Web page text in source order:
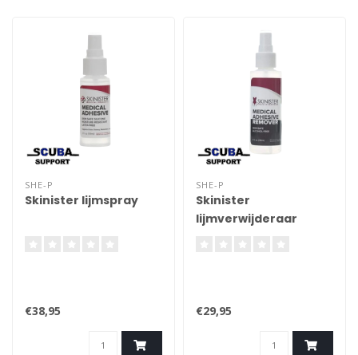
SHE-P
Skinister lijmspray
€38,95
SHE-P
Skinister
lijmverwijderaar
€29,95